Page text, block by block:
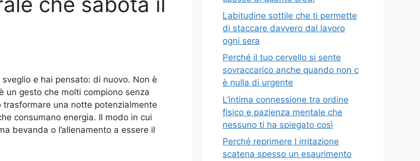
e hai pensato: di nuovo. Non è
un gesto che molti compiono senza
una notte potenzialmente
consumano energia. Il modo in cui
bevanda o l’allenamento a essere il
Labitudine sottile che ti permette
di staccare davvero dal lavoro
ogni sera
Perché il tuo cervello si sente
sovraccarico anche quando non c
è nulla di urgente
L’intima connessione tra ordine
fisico e pazienza mentale che
nessuno ti ha spiegato così
Perché reprimere l irritazione
scatena spesso un esaurimento